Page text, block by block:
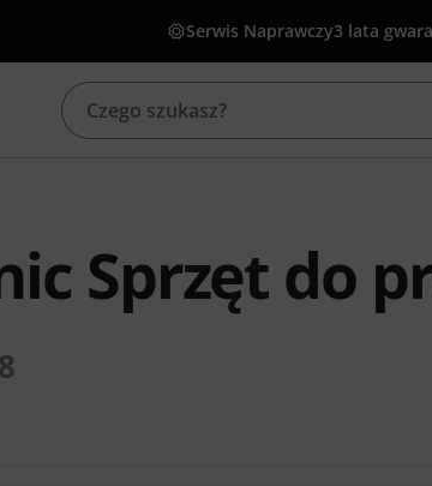
Serwis Naprawczy3 lata
Sprzęt do
8